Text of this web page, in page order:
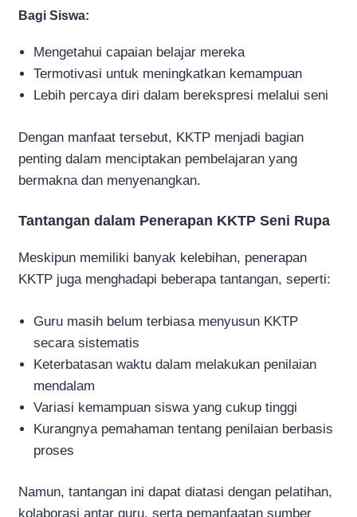
Bagi Siswa:
Mengetahui capaian belajar mereka
Termotivasi untuk meningkatkan kemampuan
Lebih percaya diri dalam berekspresi melalui seni
Dengan manfaat tersebut, KKTP menjadi bagian
penting dalam menciptakan pembelajaran yang
bermakna dan menyenangkan.
Tantangan dalam Penerapan KKTP Seni Rupa
Meskipun memiliki banyak kelebihan, penerapan
KKTP juga menghadapi beberapa tantangan, seperti:
Guru masih belum terbiasa menyusun KKTP
secara sistematis
Keterbatasan waktu dalam melakukan penilaian
mendalam
Variasi kemampuan siswa yang cukup tinggi
Kurangnya pemahaman tentang penilaian berbasis
proses
Namun, tantangan ini dapat diatasi dengan pelatihan,
kolaborasi antar guru, serta pemanfaatan sumber